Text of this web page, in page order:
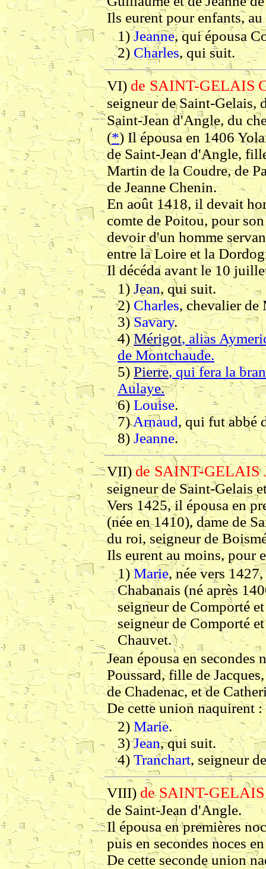
Ils eurent pour enfants,
1)Jeanne, qui épousa
2) Charles, qui suit.
VI) de SAINT-GELAIS
seigneur de Saint-Gelais,
Saint-Jean d'Angle, du
(*) Il épousa en 1406
de Saint-Jean d'Angle,
Martin de la Coudre, de
de Jeanne Chenin.
En août 1418, il devait
comte de Poitou, pour
devoir d'un homme
entre la Loire et la
Il décéda avant le 10
1) Jean, qui suit.
2)Charles, chevalier de
3)Savary.
4)Mérigot, alias
de Montchaude.
5) Pierre, qui fera la
Aulaye.
6) Louise.
7)Arnaud, qui fut abbé
8) Jeanne.
VII)de SAINT-GELAIS
seigneur de Saint-Gelais
Vers 1425, il épousa en
(née en 1410), dame de
du roi, seigneur de
Ils eurent au moins, pour
1)Marie, née vers
Chabanais (né après
seigneur de Comporté
seigneur de Comporté
Chauvet.
Jean épousa en secondes
Poussard, fille de
de Chadenac, et de
De cette union naquirent :
2) Marie.
3)Jean, qui suit.
4) Tranchart, seigneur
VIII) de SAINT-GELAIS
de Saint-Jean d'Angle.
Il épousa en premières
puis en secondes noces
De cette seconde union